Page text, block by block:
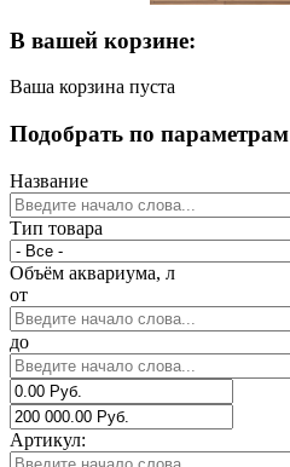
В вашей корзине:
Ваша корзина пуста
Подобрать по параметрам
Название
Тип товара
Объём аквариума, л
от
до
Артикул: